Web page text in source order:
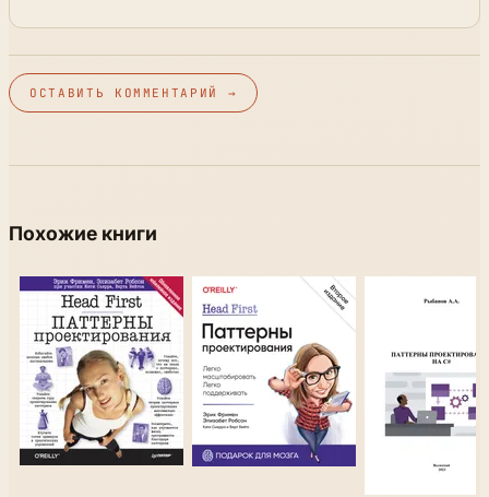
ОСТАВИТЬ КОММЕНТАРИЙ →
Похожие книги